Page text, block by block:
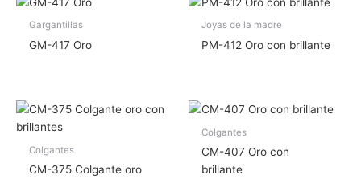
Gargantillas
GM-417 Oro
Joyas de la madre
PM-412 Oro con brillante
Colgantes
CM-375 Colgante oro
Colgantes
CM-407 Oro con
brillante